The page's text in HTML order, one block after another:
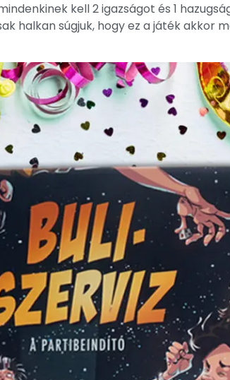
kell 2 igazságot és 1
halkan súgjuk, hogy ez a játék akkor